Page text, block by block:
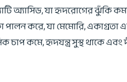
অ্যাসিড, যা হৃদরোগের ঝুঁকি
করে, যা মেমোরি,
কমে, হৃদযন্ত্র সুস্থ থাকে এবং